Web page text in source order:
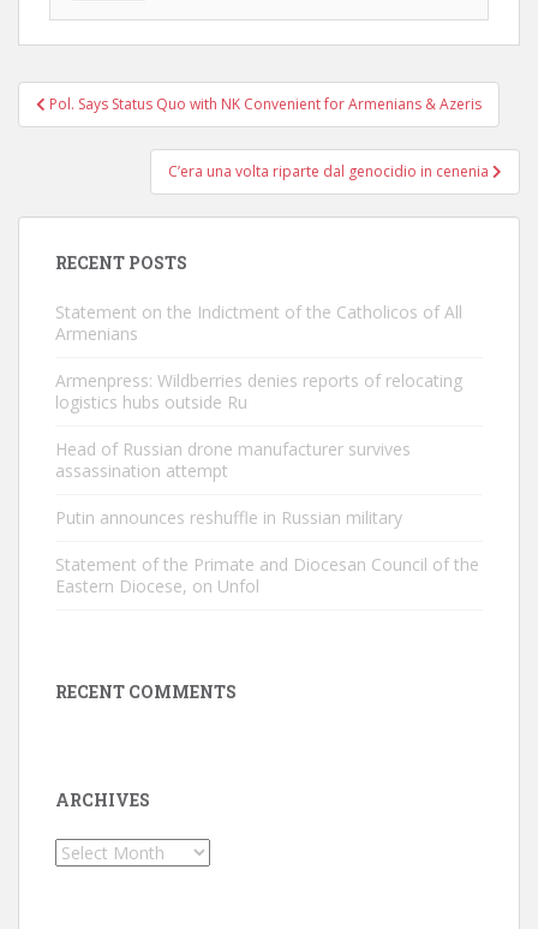
Post
navigation
Pol. Says Status Quo with NK Convenient for Armenians & Azeris
C’era una volta riparte dal genocidio in cenenia
RECENT POSTS
Statement on the Indictment of the Catholicos of All
Armenians
Armenpress: Wildberries denies reports of relocating
logistics hubs outside Ru
Head of Russian drone manufacturer survives
assassination attempt
Putin announces reshuffle in Russian military
Statement of the Primate and Diocesan Council of the
Eastern Diocese, on Unfol
RECENT COMMENTS
ARCHIVES
Archives